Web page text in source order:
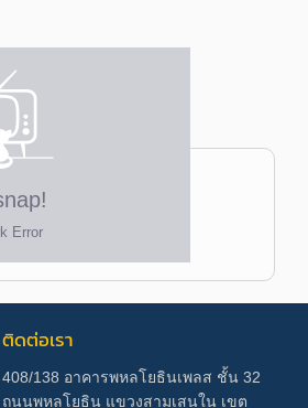
ติดต่อเรา
408/138 อาคารพหลโยธินเพลส ชั้น 32
ถนนพหลโยธิน แขวงสามเสนใน เขต